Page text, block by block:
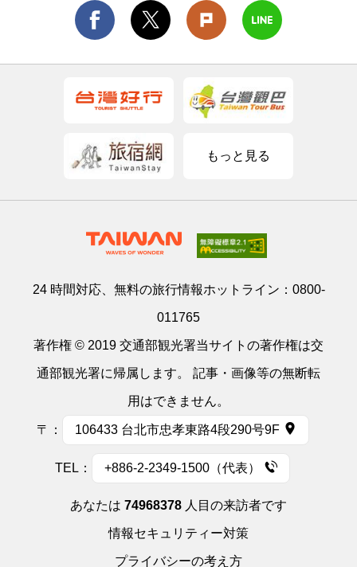
もっと見る
24 時間対応、無料の旅行情報ホットライン： 0800-
011765
著作権 © 2019 交通部観光署当サイトの著作権は交
通部観光署に帰属します。 記事・画像等の無断転
用はできません。
〒： 106433 台北市忠孝東路4段290号9F
TEL： +886-2-2349-1500（代表）
あなたは 74968378 人目の来訪者です
情報セキュリティー対策
プライバシーの考え方